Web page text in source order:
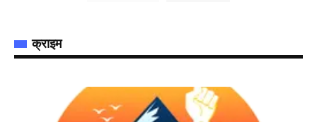
क्राइम